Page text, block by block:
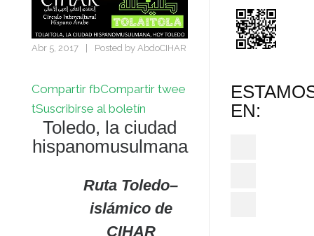
Abr 5, 2017 Posted by AbdoCIHAR
Compartir fbCompartir twee
tSuscribirse al boletín
Toledo, la ciudad
hispanomusulmana
Ruta Toledo–
islámico de
CIHAR
EN: